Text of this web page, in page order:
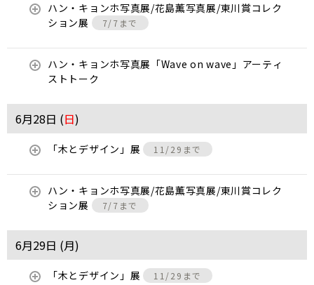
ハン・キョンホ写真展/花島薫写真展/東川賞コレク
ション展
7/7まで
ハン・キョンホ写真展「Wave on wave」アーティ
ストトーク
6月28日 (日)
「木とデザイン」展 11/29まで
ハン・キョンホ写真展/花島薫写真展/東川賞コレク
ション展
7/7まで
6月29日 (月)
「木とデザイン」展 11/29まで